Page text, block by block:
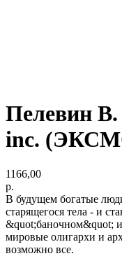
Пелевин
inc.
1166,00
р.
В будущем богатые
старящегося тела - и
&quot;баночном&quot;
мировые олигархи и
возможно все.